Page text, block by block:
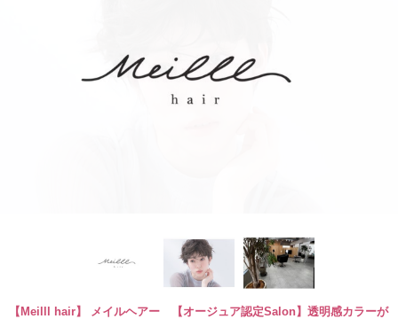
【Meilll hair】 メイルヘアー 【オージュア認定Salon】透明感カラーが